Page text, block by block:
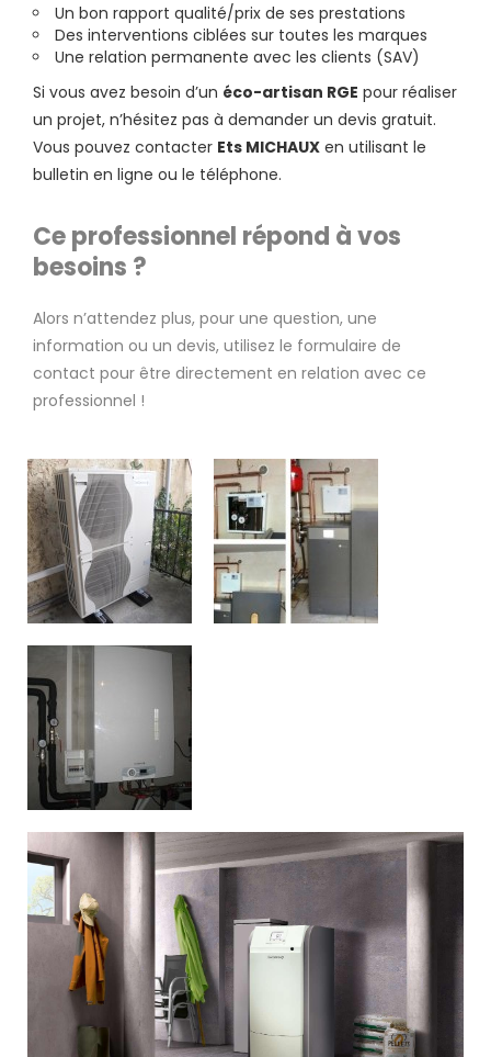
Un bon rapport qualité/prix de ses prestations
Des interventions ciblées sur toutes les marques
Une relation permanente avec les clients (SAV)
Si vous avez besoin d’un éco-artisan RGE pour réaliser
un projet, n’hésitez pas à demander un devis gratuit.
Vous pouvez contacter Ets MICHAUX en utilisant le
bulletin en ligne ou le téléphone.
Ce professionnel répond à vos
besoins ?
Alors n’attendez plus, pour une question, une
information ou un devis, utilisez le formulaire de
contact pour être directement en relation avec ce
professionnel !